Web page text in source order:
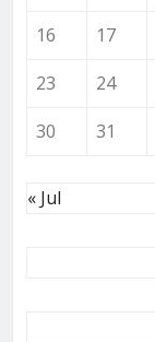
16
17
23
24
30
31
« Jul